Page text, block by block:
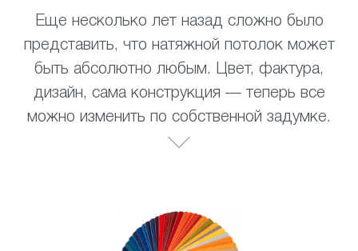
Еще несколько лет назад сложно было
представить, что натяжной потолок может
быть абсолютно любым. Цвет, фактура,
дизайн, сама конструкция — теперь все
можно изменить по собственной задумке.